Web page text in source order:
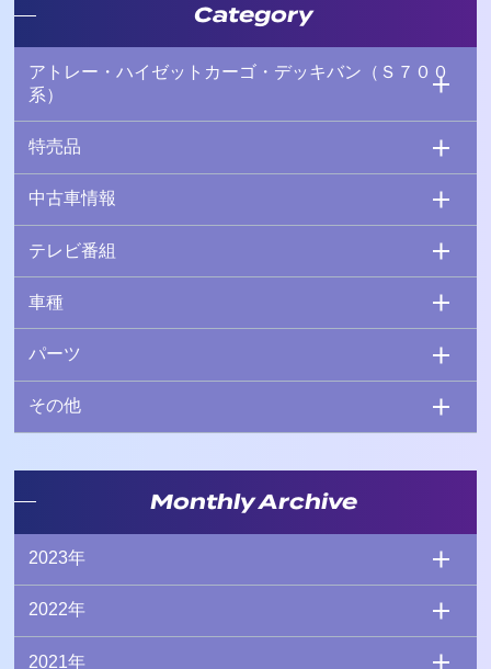
Category
アトレー・ハイゼットカーゴ・デッキバン（Ｓ７００
系）
特売品
中古車情報
テレビ番組
車種
パーツ
その他
Monthly Archive
2023年
2022年
2021年